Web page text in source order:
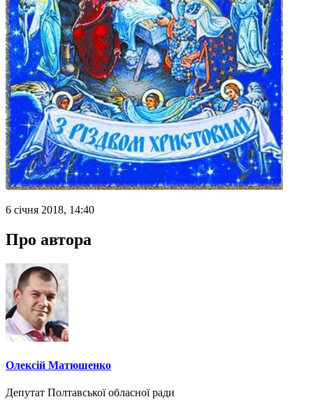
6 січня 2018, 14:40
Про автора
Олексій Матюшенко
Депутат Полтавської обласної ради